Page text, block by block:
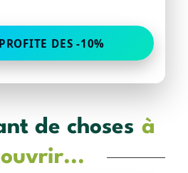
DES -10%
de choses à